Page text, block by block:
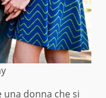
una donna che si